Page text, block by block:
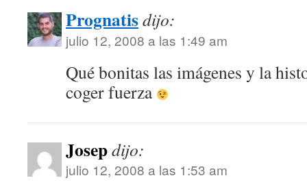
Prognatisdijo:
julio 12, 2008 a las 1:49 am
Qué bonitas las imágenes y la
coger fuerza
Josepdijo:
julio 12, 2008 a las 1:53 am